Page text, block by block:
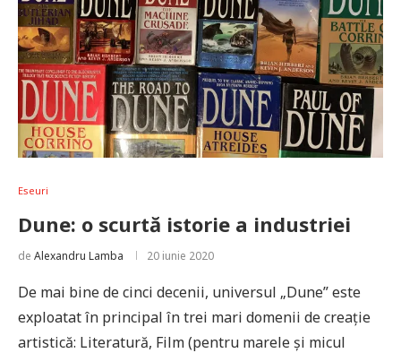
Eseuri
Dune: o scurtă istorie a industriei
de Alexandru Lamba 20 iunie 2020
De mai bine de cinci decenii, universul „Dune” este
exploatat în principal în trei mari domenii de creație
artistică: Literatură, Film (pentru marele și micul